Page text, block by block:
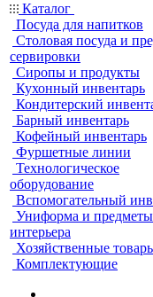
Каталог
Посуда для напитков
Столовая посуда и
сервировки
Сиропы и продукты
Кухонный инвентарь
Кондитерский
Барный инвентарь
Кофейный инвентарь
Фуршетные линии
Технологическое
оборудование
Вспомогательный
Униформа и предметы
интерьера
Хозяйственные
Комплектующие